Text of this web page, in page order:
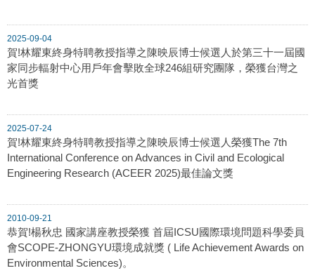
2025-09-04
賀!林耀東終身特聘教授指導之陳映辰博士候選人於第三十一屆國
家同步輻射中心用戶年會擊敗全球246組研究團隊，榮獲台灣之
光首獎
2025-07-24
賀!林耀東終身特聘教授指導之陳映辰博士候選人榮獲The 7th
International Conference on Advances in Civil and Ecological
Engineering Research (ACEER 2025)最佳論文獎
2010-09-21
恭賀!楊秋忠 國家講座教授榮獲 首屆ICSU國際環境問題科學委員
會SCOPE-ZHONGYU環境成就獎 ( Life Achievement Awards on
Environmental Sciences)。